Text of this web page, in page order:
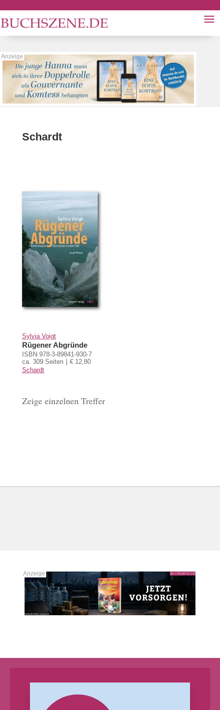
Schardt
Sylvia Voigt
Rügener Abgründe
ISBN 978-3-89841-930-7
ca. 309 Seiten
€ 12,80
Schardt
Zeige einzelnen Treffer